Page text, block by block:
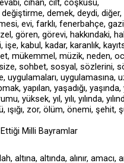
Milli Bayramlar